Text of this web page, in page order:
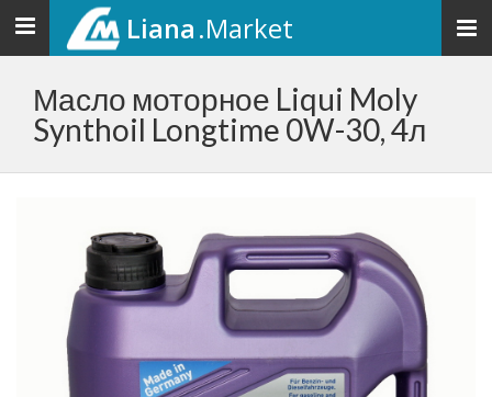
Toggle
navigation
Liana.Market
Масло моторное Liqui Moly
Synthoil Longtime 0W-30, 4л